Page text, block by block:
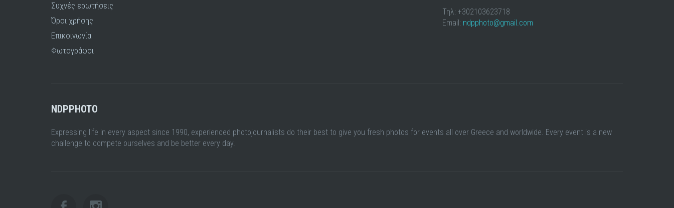
Συχνές ερωτήσεις
Όροι χρήσης
Επικοινωνία
Φωτογράφοι
Τηλ: +302103623718
Email: ndpphoto@gmail.com
NDPPHOTO
Expressing life in every aspect since 1990, experienced photojournalists do their best to give you fresh photos for events all over Greece and worldwide. Every event is a new
challenge to compete ourselves and be better every day.